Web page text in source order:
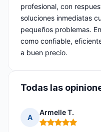
profesional, con
soluciones inmediatas
pequeños problemas.
como confiable,
a buen precio.
Todas las
A
Armelle T.
Nota: 5 de 5